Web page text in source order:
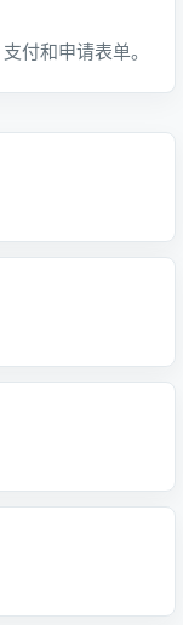
付和申请表单。